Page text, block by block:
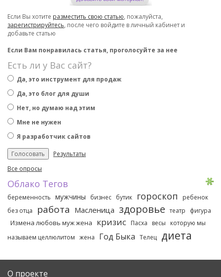
Если Вы хотите разместить свою статью, пожалуйста,
зарегистрируйтесь, после чего войдите в личный кабинет и
добавьте статью
Если Вам понравилась статья, проголосуйте за нее
Есть ли у Вас сайт?
Да, это инструмент для продаж
Да, это блог для души
Нет, но думаю над этим
Мне не нужен
Я разработчик сайтов
Результаты
Все опросы
Облако Тегов
беременность мужчины бизнес бутик гороскоп
ребенок
без отца
работа Масленица здоровье театр фигура
Измена любовь муж жена кризис Пасха весы
которую мы
называем целлюлитом жена Год Быка Телец диета
О проекте